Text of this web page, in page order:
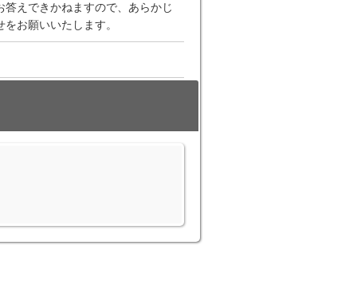
えできかねますので、あらかじ
お願いいたします。